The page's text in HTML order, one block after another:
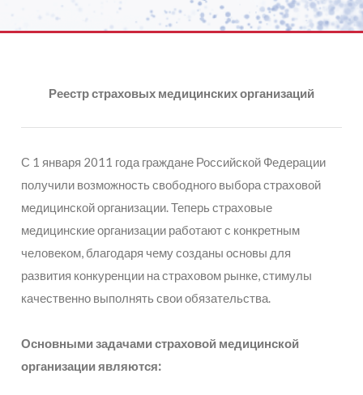
Реестр страховых медицинских организаций
С 1 января 2011 года граждане Российской Федерации
получили возможность свободного выбора страховой
медицинской организации. Теперь страховые
медицинские организации работают с конкретным
человеком, благодаря чему созданы основы для
развития конкуренции на страховом рынке, стимулы
качественно выполнять свои обязательства.
Основными задачами страховой медицинской
организации являются: